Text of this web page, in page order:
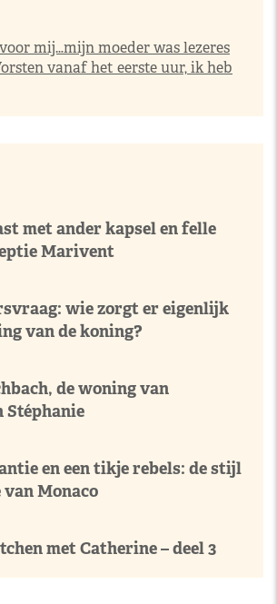
mij…mijn moeder was lezeres
vanaf het eerste uur, ik heb
met ander kapsel en felle
Marivent
wie zorgt er eigenlijk
van de koning?
de woning van
Stéphanie
en een tikje rebels: de stijl
Monaco
met Catherine – deel 3